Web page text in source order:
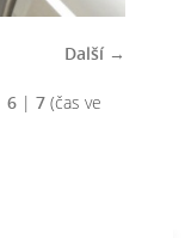
Další →
6 | 7 (čas ve